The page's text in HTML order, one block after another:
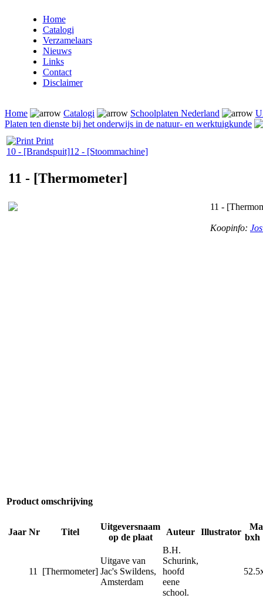
Home
Catalogi
Verzamelaars
Nieuws
Links
Contact
Disclaimer
Home Catalogi Schoolplaten Nederland
Platen ten dienste bij het onderwijs in de natuur- en werktuigkunde
Print
10 - [Brandspuit]12 - [Stoommachine]
11 - [Thermometer]
11 -
Koopinfo:
Product omschrijving
Jaar Nr Titel
Uitgeversnaam
op de plaat
Auteur Illustrator
bxh
11 [Thermometer]
Uitgave van
Jac's Swildens,
Amsterdam
B.H.
Schurink,
hoofd
eene
school.